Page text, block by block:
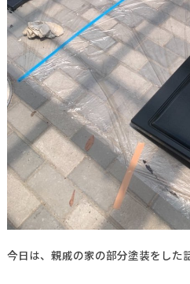
今日は、親戚の家の部分塗装をした